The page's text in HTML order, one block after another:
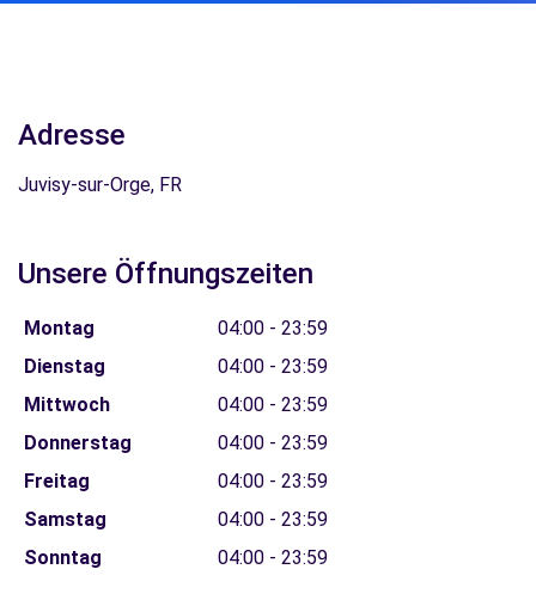
Adresse
Juvisy-sur-Orge, FR
Unsere Öffnungszeiten
Montag
04:00 - 23:59
Dienstag
04:00 - 23:59
Mittwoch
04:00 - 23:59
Donnerstag
04:00 - 23:59
Freitag
04:00 - 23:59
Samstag
04:00 - 23:59
Sonntag
04:00 - 23:59